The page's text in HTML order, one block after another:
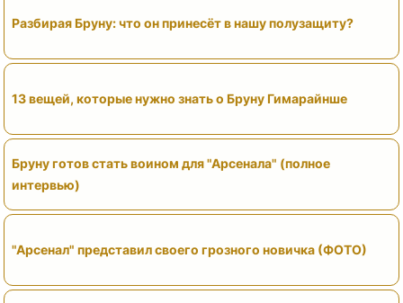
Разбирая Бруну: что он принесёт в нашу полузащиту?
13 вещей, которые нужно знать о Бруну Гимарайнше
Бруну готов стать воином для "Арсенала" (полное
интервью)
"Арсенал" представил своего грозного новичка (ФОТО)